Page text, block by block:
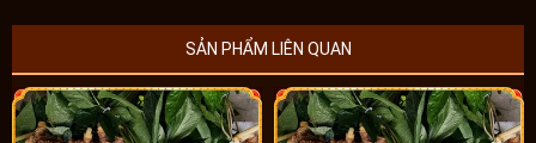
SẢN PHẨM LIÊN QUAN